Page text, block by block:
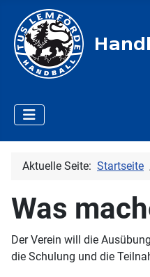
Aktuelle Seite: Startseite
Was
Der Verein will die
die Schulung und die